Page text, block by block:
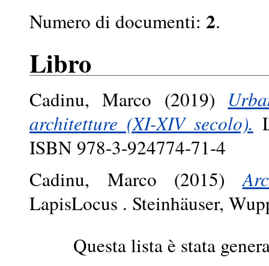
Numero di documenti: 2.
Libro
Cadinu, Marco (2019)
architetture (XI-XIV secolo).
ISBN 978-3-924774-71-4
Cadinu, Marco (2015)
LapisLocus . Steinhäuser,
Questa lista è stata